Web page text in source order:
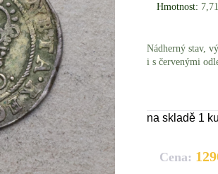
Hmotnost:
Nádherný stav,
i s červenými
na skladě 1
Cena: